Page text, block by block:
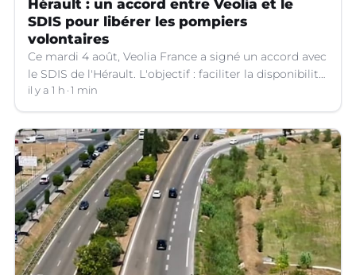
Hérault : un accord entre Veolia et le
SDIS pour libérer les pompiers
volontaires
Ce mardi 4 août, Veolia France a signé un accord avec
le SDIS de l'Hérault. L'objectif : faciliter la disponibilité
des salariés de l'entreprise engagés en qualité de
sapeurs-pompiers volontaires.
il y a 1 h 1 min